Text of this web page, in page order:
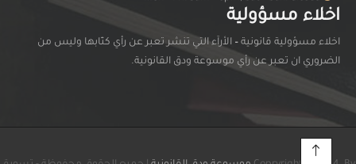
اخلاء مسؤولية
اخلاء مسؤولية قانونية – الأرآء التي تنشر تعبر عن رأي كتّابها وليس من
الضروري ان تعبر عن رأي موسوعة ودق القانونية.